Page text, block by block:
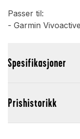
Passer til:
- Garmin
Spesifikasjoner
Prishistorikk